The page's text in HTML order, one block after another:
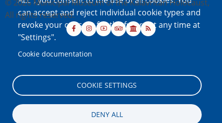
can accept and reject individual cookie types and
revoke your consent for the future at any time at
"Settings".
Cookie documentation
COOKIE SETTINGS
DENY ALL
© 2026 Municipal Museum of the Kalavritan Holocaust,
All rights reserved.